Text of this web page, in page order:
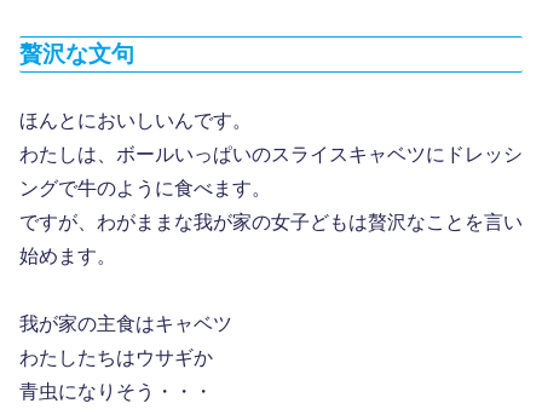
贅沢な文句
ほんとにおいしいんです。
わたしは、ボールいっぱいのスライスキャベツにドレッシ
ングで牛のように食べます。
ですが、わがままな我が家の女子どもは贅沢なことを言い
始めます。
我が家の主食はキャベツ
わたしたちはウサギか
青虫になりそう・・・